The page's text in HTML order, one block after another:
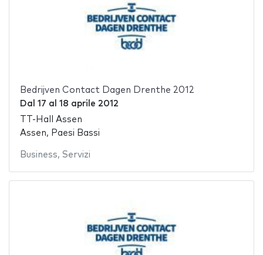
Bedrijven Contact Dagen Drenthe 2012
Dal 17 al 18 aprile 2012
TT-Hall Assen
Assen, Paesi Bassi
Business, Servizi